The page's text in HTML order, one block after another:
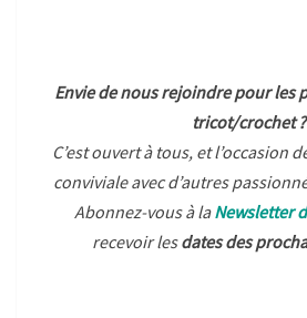
Envie de nous rejoindre pour les
tricot/crochet ?
C’est ouvert à tous, et l’occasion
conviviale avec d’autres
Abonnez-vous à laNewsletter
recevoir lesdates des